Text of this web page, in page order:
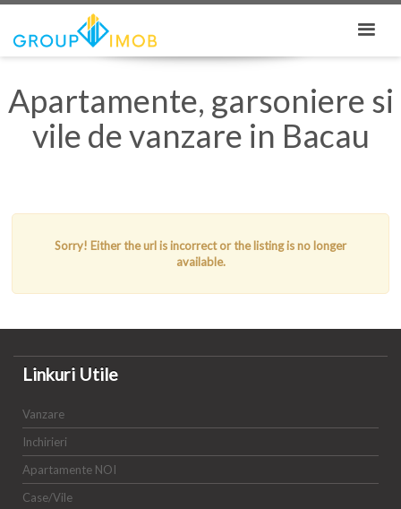
Apartamente, garsoniere si
vile de vanzare in Bacau
Sorry! Either the url is incorrect or the listing is no longer
available.
Linkuri Utile
Vanzare
Inchirieri
Apartamente NOI
Case/Vile